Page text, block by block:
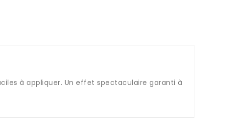
à appliquer. Un effet spectaculaire garanti à